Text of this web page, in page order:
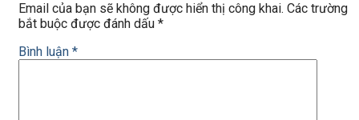
Email của bạn sẽ không được hiển thị công khai. Các trường
bắt buộc được đánh dấu *
Bình luận *